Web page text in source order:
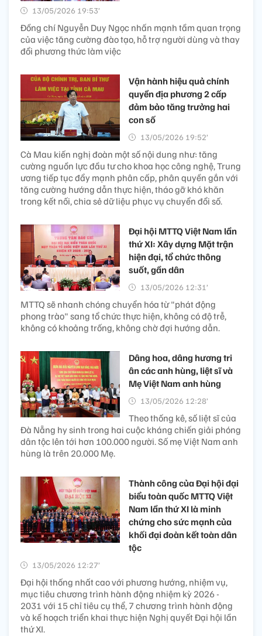
13/05/2026 19:53’
Đồng chí Nguyễn Duy Ngọc nhấn mạnh tầm quan trọng
của việc tăng cường đào tạo, hỗ trợ người dùng và thay
đổi phương thức làm việc
Vận hành hiệu quả chính
quyền địa phương 2 cấp
đảm bảo tăng trưởng hai
con số
13/05/2026 19:52’
Cà Mau kiến nghị đoàn một số nội dung như: tăng
cường nguồn lực đầu tư cho khoa học công nghệ, Trung
ương tiếp tục đẩy mạnh phân cấp, phân quyền gắn với
tăng cường hướng dẫn thực hiện, tháo gỡ khó khăn
trong kết nối, chia sẻ dữ liệu phục vụ chuyển đổi số.
Đại hội MTTQ Việt Nam lần
thứ XI: Xây dựng Mặt trận
hiện đại, tổ chức thông
suốt, gần dân
13/05/2026 12:31’
MTTQ sẽ nhanh chóng chuyển hóa từ "phát động
phong trào" sang tổ chức thực hiện, không có độ trễ,
không có khoảng trống, không chờ đợi hướng dẫn.
Dâng hoa, dâng hương tri
ân các anh hùng, liệt sĩ và
Mẹ Việt Nam anh hùng
13/05/2026 12:28’
Theo thống kê, số liệt sĩ của
Đà Nẵng hy sinh trong hai cuộc kháng chiến giải phóng
dân tộc lên tới hơn 100.000 người. Số mẹ Việt Nam anh
hùng là trên 20.000 Mẹ.
Thành công của Đại hội đại
biểu toàn quốc MTTQ Việt
Nam lần thứ XI là minh
chứng cho sức mạnh của
khối đại đoàn kết toàn dân
tộc
13/05/2026 12:27’
Đại hội thống nhất cao với phương hướng, nhiệm vụ,
mục tiêu chương trình hành động nhiệm kỳ 2026 -
2031 với 15 chỉ tiêu cụ thể, 7 chương trình hành động
và kế hoạch triển khai thực hiện Nghị quyết Đại hội lần
thứ XI.